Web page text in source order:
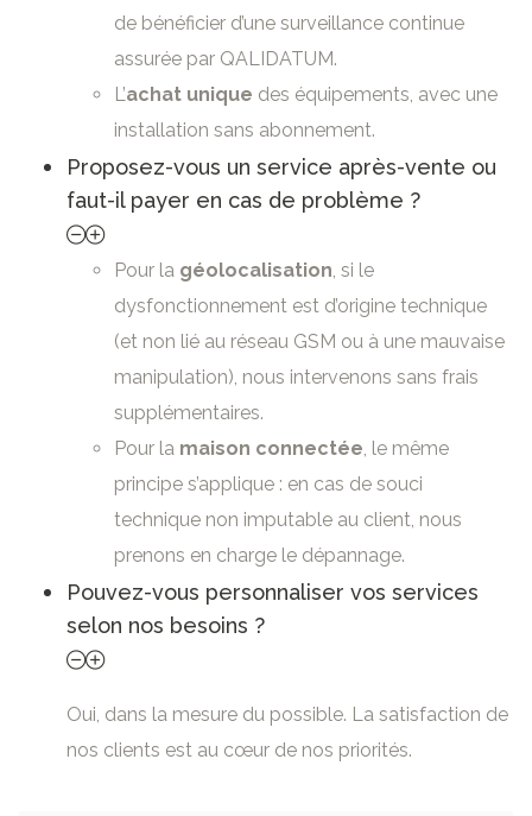
de bénéficier d’une surveillance continue
assurée par QALIDATUM.
L’achat unique des équipements, avec une
installation sans abonnement.
Proposez-vous un service après-vente ou
faut-il payer en cas de problème ?
Pour la géolocalisation, si le
dysfonctionnement est d’origine technique
(et non lié au réseau GSM ou à une mauvaise
manipulation), nous intervenons sans frais
supplémentaires.
Pour la maison connectée, le même
principe s’applique : en cas de souci
technique non imputable au client, nous
prenons en charge le dépannage.
Pouvez-vous personnaliser vos services
selon nos besoins ?
Oui, dans la mesure du possible. La satisfaction de
nos clients est au cœur de nos priorités.